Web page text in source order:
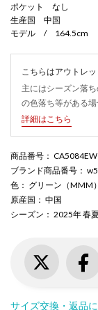
ポケット なし
生産国 中国
モデル / 164.5cm
こちらはアウトレッ
主にはシーズン落
の色落ち等がある
詳細はこちら
商品番号 ：
ブランド商品番号 ：
色 ： グリーン（MMM）
原産国 ： 中国
シーズン ： 2025年 春夏
サイズ交換・返品